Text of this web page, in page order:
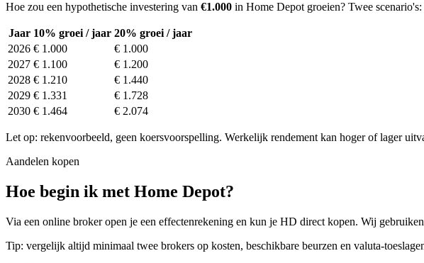
Hoe zou een hypothetische investering van €1.000 in Home Depot groeien? Twee scenario's:
Jaar 10% groei / jaar 20% groei / jaar
2026 € 1.000
€ 1.000
2027 € 1.100
€ 1.200
2028 € 1.210
€ 1.440
2029 € 1.331
€ 1.728
2030 € 1.464 € 2.074
Let op: rekenvoorbeeld, geen koersvoorspelling. Werkelijk rendement kan hoger of lager
Aandelen kopen
Hoe begin ik met Home Depot?
Via een online broker open je een effectenrekening en kun je HD direct kopen. Wij
Tip: vergelijk altijd minimaal twee brokers op kosten, beschikbare beurzen en valuta-